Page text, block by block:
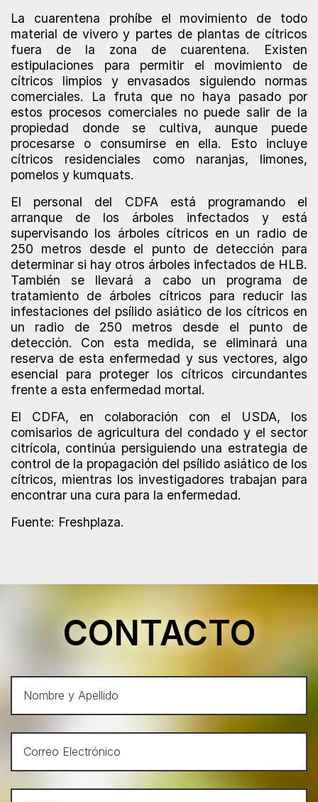
La cuarentena prohíbe el movimiento de todo
material de vivero y partes de plantas de cítricos
fuera de la zona de cuarentena. Existen
estipulaciones para permitir el movimiento de
cítricos limpios y envasados siguiendo normas
comerciales. La fruta que no haya pasado por
estos procesos comerciales no puede salir de la
propiedad donde se cultiva, aunque puede
procesarse o consumirse en ella. Esto incluye
cítricos residenciales como naranjas, limones,
pomelos y kumquats.
El personal del CDFA está programando el
arranque de los árboles infectados y está
supervisando los árboles cítricos en un radio de
250 metros desde el punto de detección para
determinar si hay otros árboles infectados de HLB.
También se llevará a cabo un programa de
tratamiento de árboles cítricos para reducir las
infestaciones del psílido asiático de los cítricos en
un radio de 250 metros desde el punto de
detección. Con esta medida, se eliminará una
reserva de esta enfermedad y sus vectores, algo
esencial para proteger los cítricos circundantes
frente a esta enfermedad mortal.
El CDFA, en colaboración con el USDA, los
comisarios de agricultura del condado y el sector
citrícola, continúa persiguiendo una estrategia de
control de la propagación del psílido asiático de los
cítricos, mientras los investigadores trabajan para
encontrar una cura para la enfermedad.
Fuente: Freshplaza.
CONTACTO